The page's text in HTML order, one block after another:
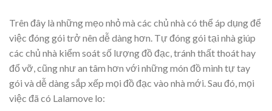
Trên đây là những mẹo nhỏ mà các chủ nhà có thể áp dụng để
việc đóng gói trở nên dễ dàng hơn. Tự đóng gói tại nhà giúp
các chủ nhà kiểm soát số lượng đồ đạc, tránh thất thoát hay
đổ vỡ, cũng như an tâm hơn với những món đồ mình tự tay
gói và dễ dàng sắp xếp mọi đồ đạc vào nhà mới. Sau đó, mọi
việc đã có Lalamove lo: